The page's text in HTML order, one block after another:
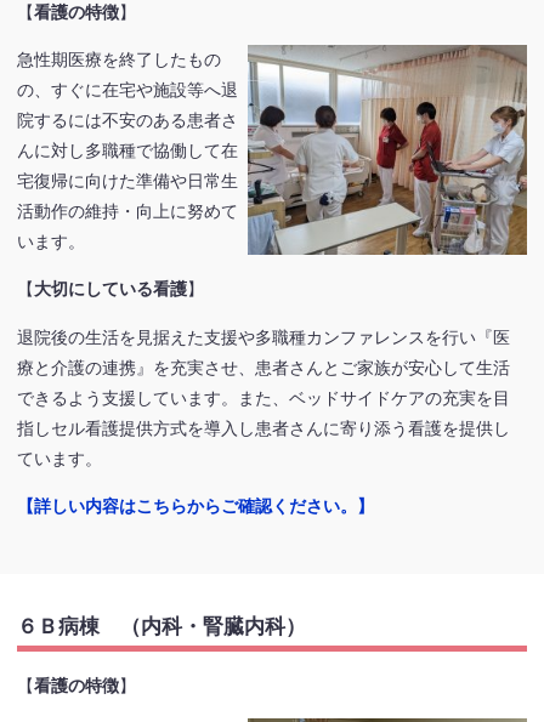
【看護の特徴】
急性期医療を終了したもの
の、すぐに在宅や施設等へ退
院するには不安のある患者さ
んに対し多職種で協働して在
宅復帰に向けた準備や日常生
活動作の維持・向上に努めて
います。
【大切にしている看護】
退院後の生活を見据えた支援や多職種カンファレンスを行い『医
療と介護の連携』を充実させ、患者さんとご家族が安心して生活
できるよう支援しています。また、ベッドサイドケアの充実を目
指しセル看護提供方式を導入し患者さんに寄り添う看護を提供し
ています。
【詳しい内容はこちらからご確認ください。】
６Ｂ病棟 （内科・腎臓内科）
【看護の特徴】